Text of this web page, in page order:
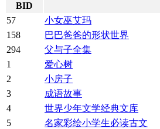
BID
57
小女巫艾玛
158
巴巴爸爸的形状世界
294
父与子全集
1
爱心树
2
小房子
3
成语故事
4
世界少年文学经典文库
5
名家彩绘小学生必读古文